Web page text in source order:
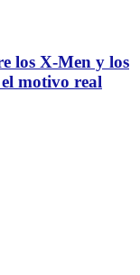
los X-Men y los
motivo real